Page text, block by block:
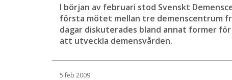
I början av februari stod Svenskt
första mötet mellan tre demenscentrum
dagar diskuterades bland annat former
att utveckla demensvården.
5 feb 2009